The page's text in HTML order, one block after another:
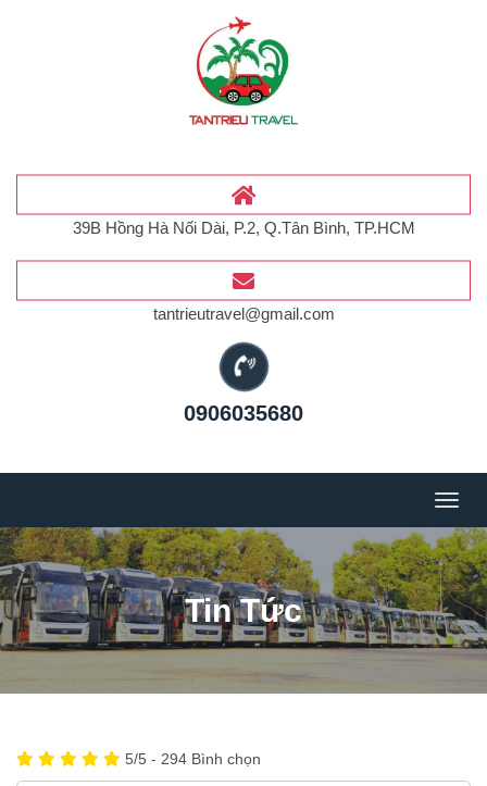
39B Hồng Hà Nối Dài, P.2, Q.Tân Bình, TP.HCM
tantrieutravel@gmail.com
0906035680
Menu
Tin Tức
5/5 - 294 Bình chọn